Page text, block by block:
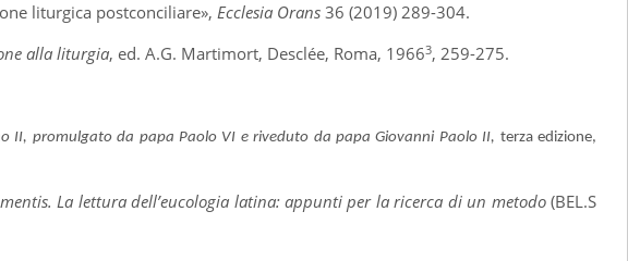
liturgica postconciliare»,Ecclesia Orans 36 (2019) 289-304.
alla liturgia, ed. A.G. Martimort, Desclée, Roma, 19663, 259-275.
II, promulgato da papa Paolo VI e riveduto da papa Giovanni Paolo II, terza edizione,
La lettura dell’eucologia latina: appunti per la ricerca di un metodo(BEL.S